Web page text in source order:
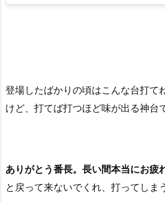
登場したばかりの頃はこんな台打て
けど、打てば打つほど味が出る神台
ありがとう番長。長い間本当にお疲
と戻って来ないでくれ、打ってしま